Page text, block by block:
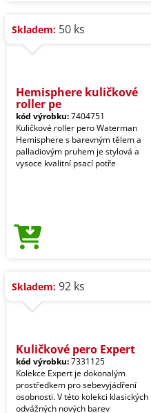
Skladem: 50 ks
Hemisphere kuličkové
roller pe
kód výrobku:7404751
Kuličkové roller pero Waterman
Hemisphere s barevným tělem a
palladiovým pruhem je stylová a
vysoce kvalitní psací potře
Skladem: 92 ks
Kuličkové pero Expert
kód výrobku:7331125
Kolekce Expert je dokonalým
prostředkem pro sebevyjádření
osobnosti. V této kolekci klasických i
odvážných nových barev